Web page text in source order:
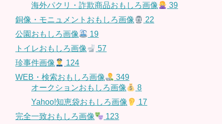
海外パクリ・詐欺商品おもしろ画像
39
銅像・モニュメントおもしろ画像
22
公園おもしろ画像
19
トイレおもしろ画像
57
珍事件画像
124
WEB・検索おもしろ画像
349
オークションおもしろ画像
8
Yahoo!知恵袋おもしろ画像
17
完全一致おもしろ画像
123